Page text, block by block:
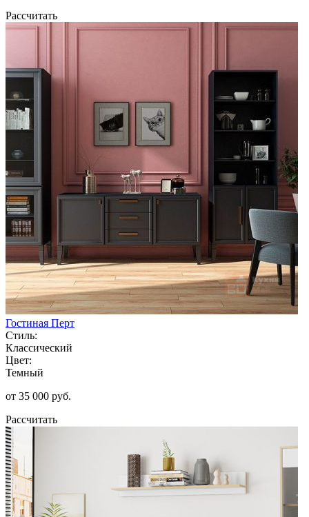
Рассчитать
Гостиная Перт
Стиль:
Классический
Цвет:
Темный
от 35 000 руб.
Рассчитать